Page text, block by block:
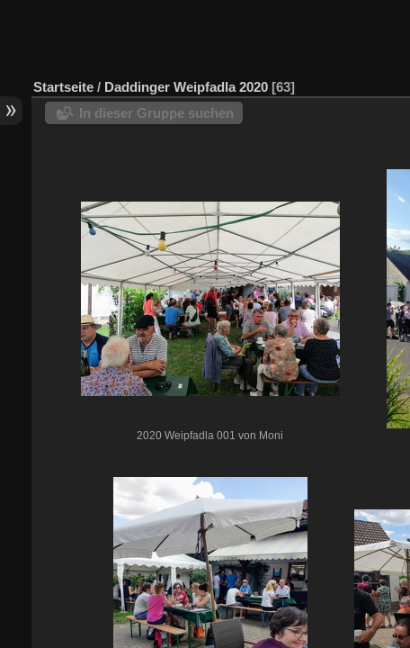
Startseite / Daddinger Weipfadla 2020 63
In dieser Gruppe suchen
2020 Weipfadla 001 von Moni